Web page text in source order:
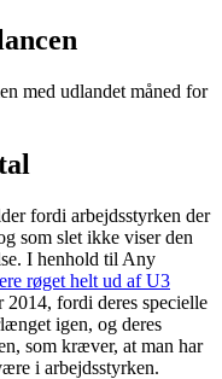
med udlandet måned for
fordi arbejdsstyrken der
som slet ikke viser den
I henhold til Any
røget helt ud af U3
fordi deres specielle
igen, og deres
som kræver, at man har
i arbejdsstyrken.